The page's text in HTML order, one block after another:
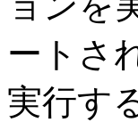
ートさ
実行す